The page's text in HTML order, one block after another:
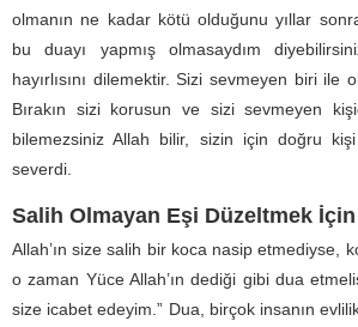
olmanın ne kadar kötü olduğunu yıllar
bu duayı yapmış olmasaydım
hayırlısını dilemektir. Sizi sevmeyen biri ile
Bırakın sizi korusun ve sizi sevmeyen
bilemezsiniz Allah bilir, sizin için doğru
severdi.
Salih Olmayan Eşi Düzeltmek
Allah’ın size salih bir koca nasip etmediyse,
o zaman Yüce Allah’ın dediği gibi dua
size icabet edeyim.” Dua, birçok insanın